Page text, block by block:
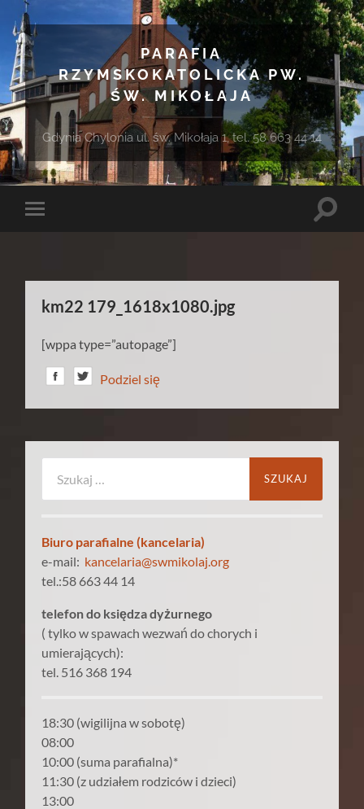
PARAFIA
RZYMSKOKATOLICKA PW.
ŚW. MIKOŁAJA
Gdynia Chylonia ul. św. Mikołaja 1, tel. 58 663 44 14
Toggle
Toggle
km22 179_1618x1080.jpg
[wppa type=”autopage”]
Podziel się
Biuro parafialne (kancelaria)
e-mail: kancelaria@swmikolaj.org
tel.:58 663 44 14
telefon do księdza dyżurnego
( tylko w spawach wezwań do chorych i
umierających):
tel. 516 368 194
18:30 (wigilijna w sobotę)
08:00
10:00 (suma parafialna)*
11:30 (z udziałem rodziców i dzieci)
13:00